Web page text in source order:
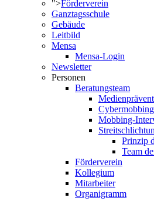
">Förderverein
Ganztagsschule
Gebäude
Leitbild
Mensa
Mensa-Login
Newsletter
Personen
Beratungsteam
Cybermobbing
Mobbing-
Prinzip
Team
Förderverein
Kollegium
Mitarbeiter
Organigramm